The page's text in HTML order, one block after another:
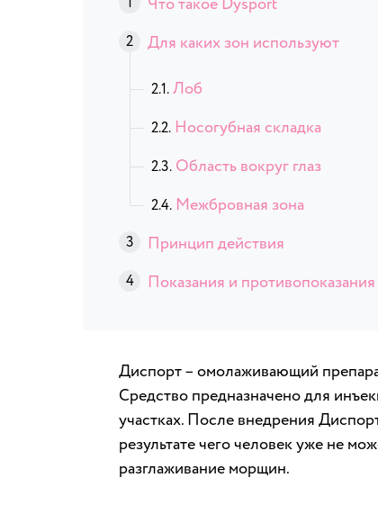
Для каких зон используют
Лоб
Носогубная складка
Область вокруг глаз
Межбровная зона
Принцип действия
Показания и противопоказания
Диспорт – омолаживающий
Средство предназначено для
участках. После внедрения
результате чего человек уже не
разглаживание морщин.